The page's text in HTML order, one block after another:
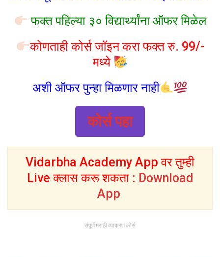
फक्त पहिल्या ३० विद्यार्थ्यांना ऑफर मिळेल
कोणताही कोर्स जॉइन करा फक्त रु. 99/-
मध्ये
अशी ऑफर पुन्हा मिळणार नाही
कोर्स पहा
Vidarbha Academy App वर तुम्ही
Live क्लास करू शकता : Download
App
संपूर्ण मराठी व्याकरण कोर्स